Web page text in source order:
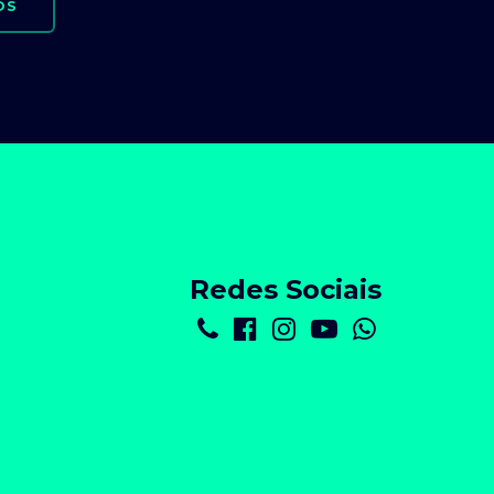
Redes Sociais